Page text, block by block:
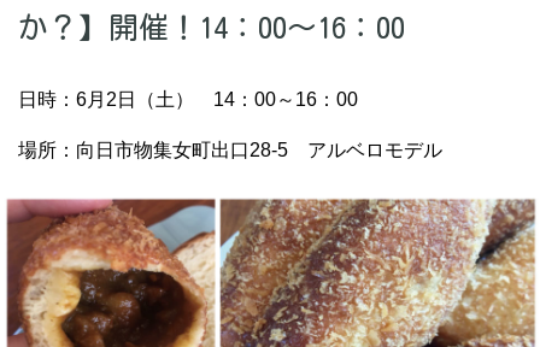
か？】開催！14：00～16：00
日時：6月2日（土） 14：00～16：00
場所：向日市物集女町出口28-5 アルベロモデル